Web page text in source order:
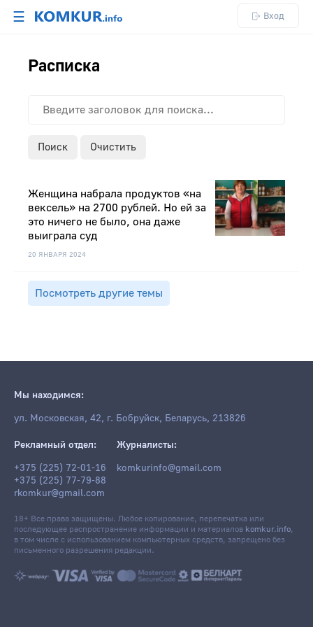
☰ Вход
Расписка
Поиск Очистить
20 ЯНВАРЯ 2024
Женщина набрала продуктов «на
вексель» на 2700 рублей. Но ей за
это ничего не было, она даже
выиграла суд
Посмотреть другие темы
Мы находимся:
ул. Московская, 42, г. Бобруйск, Беларусь, 213826
Рекламный отдел:
+375 (225) 72-01-16
+375 (225) 77-79-88
rkomkur@gmail.com
Журналисты:
komkurinfo@gmail.com
18+ Все права защищены. Любое копирование, перепечатка или
последующее распространение информации и материалов komkur.info,
в том числе с использованием компьютерных средств, запрещено без
письменного разрешения редакции.